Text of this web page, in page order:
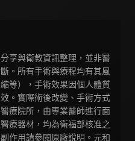
享與衛教資訊整理，並非醫
。所有手術與療程均有其風
等），手術效果因個人體質
。實際術後改變、手術方式
療院所，由專業醫師進行面
療器材，均為衛福部核准之
作用請參閱原廠說明。元和